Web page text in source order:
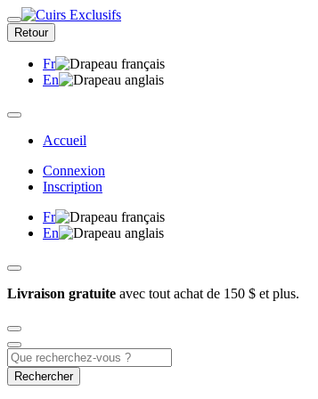
Retour
Fr
En
Accueil
Connexion
Inscription
Fr
En
Livraison gratuite avec tout achat de 150 $ et plus.
Rechercher